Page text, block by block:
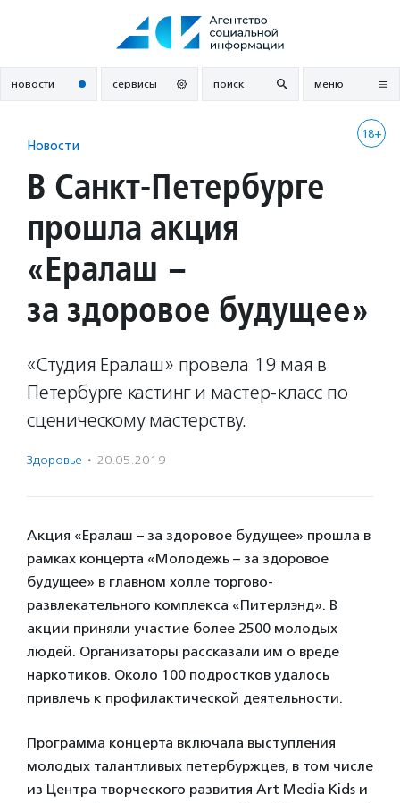
новости сервисы поиск меню
18+
Новости
В Санкт-Петербурге
прошла акция
«Ералаш –
за здоровое будущее»
«Студия Ералаш» провела 19 мая в
Петербурге кастинг и мастер-класс по
сценическому мастерству.
Здоровье · 20.05.2019
Акция «Ералаш – за здоровое будущее» прошла в
рамках концерта «Молодежь – за здоровое
будущее» в главном холле торгово-
развлекательного комплекса «Питерлэнд». В
акции приняли участие более 2500 молодых
людей. Организаторы рассказали им о вреде
наркотиков. Около 100 подростков удалось
привлечь к профилактической деятельности.
Программа концерта включала выступления
молодых талантливых петербуржцев, в том числе
из Центра творческого развития Art Media Kids и